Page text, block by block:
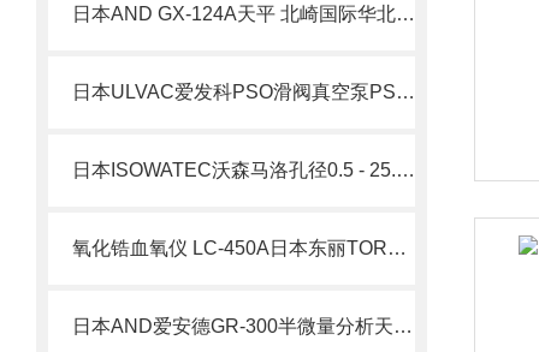
日本AND GX-124A天平 北崎国际华北仓备库销售
日本ULVAC爱发科PSO滑阀真空泵PSO250泵转速500转
日本ISOWATEC沃森马洛孔径0.5 - 25.4 mm Pumpsil 铂金硫化硅胶管北崎有售
氧化锆血氧仪 LC-450A日本东丽TORAY北崎热卖
日本AND爱安德GR-300半微量分析天平北崎热卖